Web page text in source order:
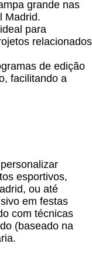
grande nas
Madrid.
para
relacionados
de edição
facilitando a
esportivos,
ou até
em festas
com técnicas
(baseado na